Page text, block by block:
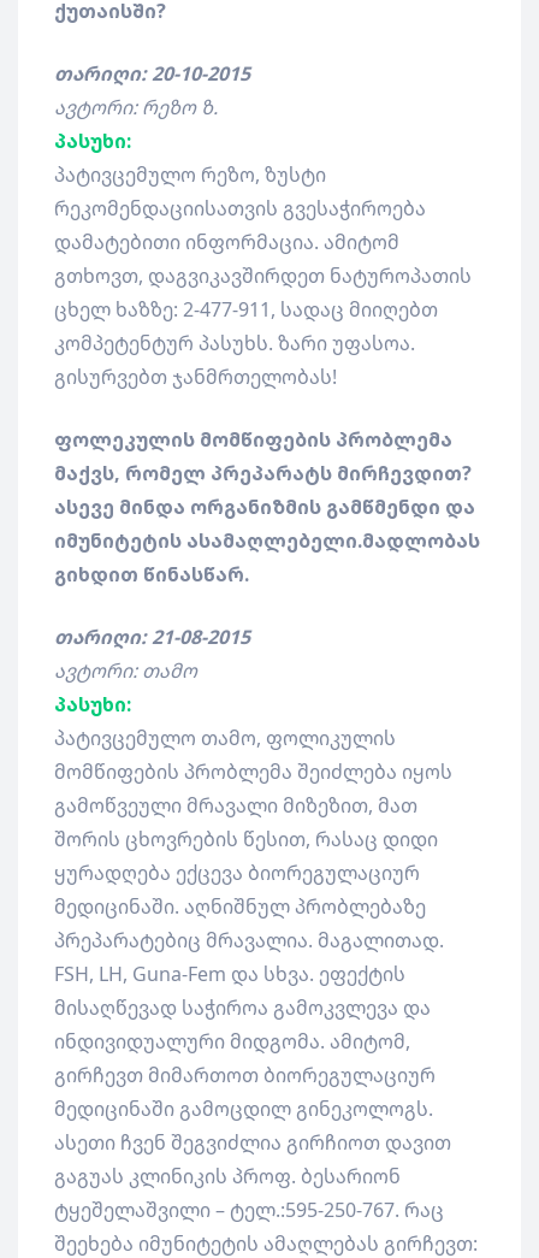
ქუთაისში?
თარიღი: 20-10-2015
ავტორი: რეზო ზ.
პასუხი:
პატივცემულო რეზო, ზუსტი
რეკომენდაციისათვის გვესაჭიროება
დამატებითი ინფორმაცია. ამიტომ
გთხოვთ, დაგვიკავშირდეთ ნატუროპათის
ცხელ ხაზზე: 2-477-911, სადაც მიიღებთ
კომპეტენტურ პასუხს. ზარი უფასოა.
გისურვებთ ჯანმრთელობას!
ფოლეკულის მომწიფების პრობლემა
მაქვს, რომელ პრეპარატს მირჩევდით?
ასევე მინდა ორგანიზმის გამწმენდი და
იმუნიტეტის ასამაღლებელი.მადლობას
გიხდით წინასწარ.
თარიღი: 21-08-2015
ავტორი: თამო
პასუხი:
პატივცემულო თამო, ფოლიკულის
მომწიფების პრობლემა შეიძლება იყოს
გამოწვეული მრავალი მიზეზით, მათ
შორის ცხოვრების წესით, რასაც დიდი
ყურადღება ექცევა ბიორეგულაციურ
მედიცინაში. აღნიშნულ პრობლებაზე
პრეპარატებიც მრავალია. მაგალითად.
FSH, LH, Guna-Fem და სხვა. ეფექტის
მისაღწევად საჭიროა გამოკვლევა და
ინდივიდუალური მიდგომა. ამიტომ,
გირჩევთ მიმართოთ ბიორეგულაციურ
მედიცინაში გამოცდილ გინეკოლოგს.
ასეთი ჩვენ შეგვიძლია გირჩიოთ დავით
გაგუას კლინიკის პროფ. ბესარიონ
ტყეშელაშვილი – ტელ.:595-250-767. რაც
შეეხება იმუნიტეტის ამაღლებას გირჩევთ: